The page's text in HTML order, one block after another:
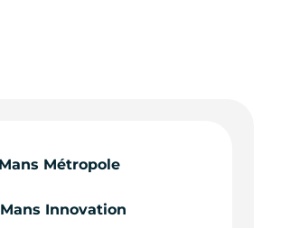
Métropole
Innovation